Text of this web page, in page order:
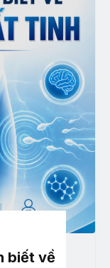
biết về